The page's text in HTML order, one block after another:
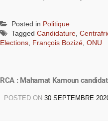
Posted in Politique
Tagged Candidature
Elections François Bozizé ONU
RCA : Mahamat Kamoun
POSTED ON 30 SEPTEMBRE